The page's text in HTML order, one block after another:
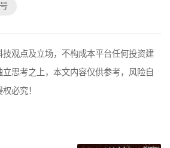
观点及立场，不构成本平台任何投资建
思考之上，本文内容仅供参考，风险自
必究！